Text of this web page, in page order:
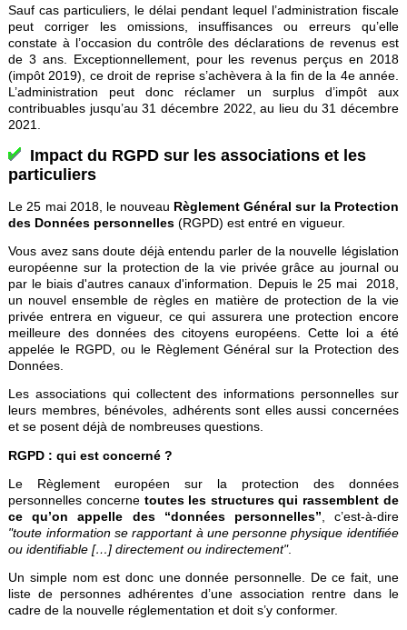
Sauf cas particuliers, le délai pendant lequel l’administration fiscale
peut corriger les omissions, insuffisances ou erreurs qu’elle
constate à l’occasion du contrôle des déclarations de revenus est
de 3 ans. Exceptionnellement, pour les revenus perçus en 2018
(impôt 2019), ce droit de reprise s’achèvera à la fin de la 4e année.
L’administration peut donc réclamer un surplus d’impôt aux
contribuables jusqu’au 31 décembre 2022, au lieu du 31 décembre
2021.
Impact du RGPD sur les associations et les
particuliers
Le 25 mai 2018, le nouveau Règlement Général sur la Protection
des Données personnelles (RGPD) est entré en vigueur.
Vous avez sans doute déjà entendu parler de la nouvelle législation
européenne sur la protection de la vie privée grâce au journal ou
par le biais d'autres canaux d'information. Depuis le 25 mai 2018,
un nouvel ensemble de règles en matière de protection de la vie
privée entrera en vigueur, ce qui assurera une protection encore
meilleure des données des citoyens européens. Cette loi a été
appelée le RGPD, ou le Règlement Général sur la Protection des
Données.
Les associations qui collectent des informations personnelles sur
leurs membres, bénévoles, adhérents sont elles aussi concernées
et se posent déjà de nombreuses questions.
RGPD : qui est concerné ?
Le Règlement européen sur la protection des données
personnelles concerne toutes les structures qui rassemblent de
ce qu’on appelle des “données personnelles” , c’est-à-dire
"toute information se rapportant à une personne physique identifiée
ou identifiable […] directement ou indirectement".
Un simple nom est donc une donnée personnelle. De ce fait, une
liste de personnes adhérentes d’une association rentre dans le
cadre de la nouvelle réglementation et doit s’y conformer.